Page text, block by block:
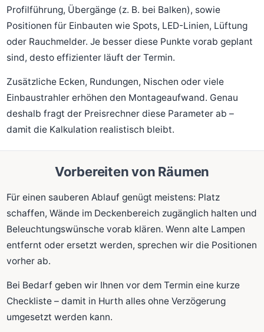
Profilführung, Übergänge (z. B. bei Balken), sowie
Positionen für Einbauten wie Spots, LED-Linien, Lüftung
oder Rauchmelder. Je besser diese Punkte vorab geplant
sind, desto effizienter läuft der Termin.
Zusätzliche Ecken, Rundungen, Nischen oder viele
Einbaustrahler erhöhen den Montageaufwand. Genau
deshalb fragt der Preisrechner diese Parameter ab –
damit die Kalkulation realistisch bleibt.
Vorbereiten von Räumen
Für einen sauberen Ablauf genügt meistens: Platz
schaffen, Wände im Deckenbereich zugänglich halten und
Beleuchtungswünsche vorab klären. Wenn alte Lampen
entfernt oder ersetzt werden, sprechen wir die Positionen
vorher ab.
Bei Bedarf geben wir Ihnen vor dem Termin eine kurze
Checkliste – damit in Hurth alles ohne Verzögerung
umgesetzt werden kann.